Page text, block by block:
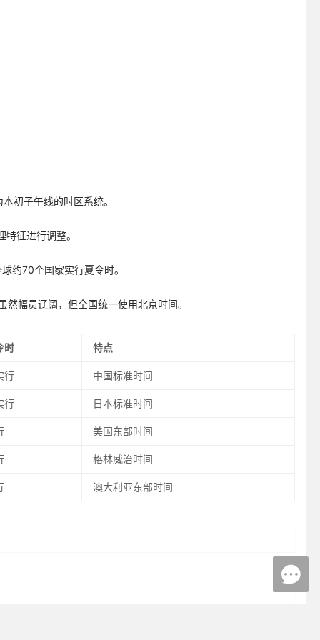
初子午线的时区系统。
征进行调整。
约70个国家实行夏令时。
幅员辽阔，但全国统一使用北京时间。
时 特点
行 中国标准时间
行 日本标准时间
美国东部时间
格林威治时间
澳大利亚东部时间